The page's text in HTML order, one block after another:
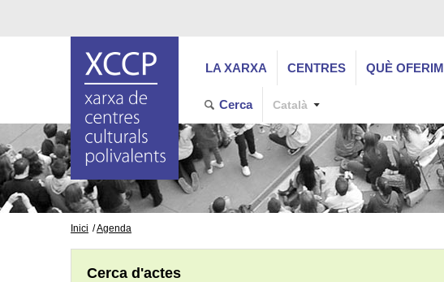
LA XARXA CENTRES QUÈ OFERIM
Cerca Català
Inici Agenda
Cerca d'actes